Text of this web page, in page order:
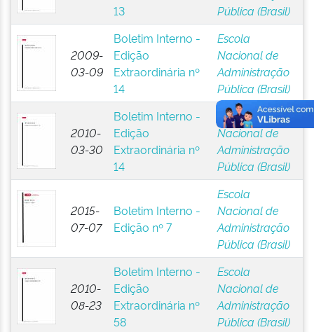
13
Pública (Brasil)
2009-
03-09
Boletim Interno -
Edição
Extraordinária nº
14
Escola
Nacional de
Administração
Pública (Brasil)
2010-
03-30
Boletim Interno -
Edição
Extraordinária nº
14
Escola
Nacional de
Administração
Pública (Brasil)
2015-
07-07
Boletim Interno -
Edição nº 7
Escola
Nacional de
Administração
Pública (Brasil)
2010-
08-23
Boletim Interno -
Edição
Extraordinária nº
58
Escola
Nacional de
Administração
Pública (Brasil)